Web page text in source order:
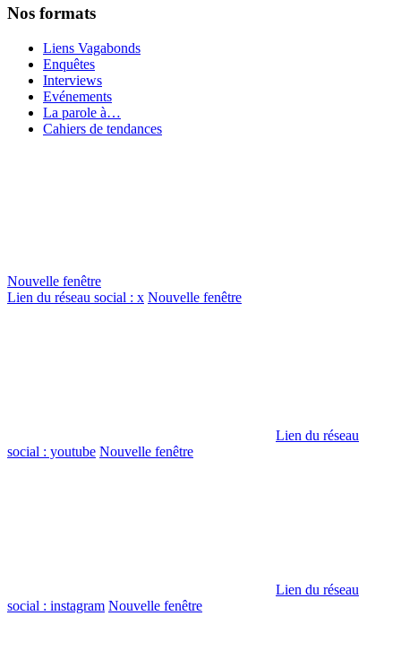
Nos formats
Liens Vagabonds
Enquêtes
Interviews
Evénements
La parole à…
Cahiers de tendances
Nouvelle fenêtre
Lien du réseau social : x Nouvelle fenêtre
Lien du réseau
social : youtube Nouvelle fenêtre
Lien du réseau
social : instagram Nouvelle fenêtre